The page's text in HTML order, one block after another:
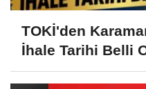
TOKİ'den
İhale Tarihi Belli